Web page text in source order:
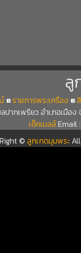
ลู
รายการพระเครื่อง
ปากเพรียว อำเภอเมือ
เช็คเมลล์Email
©ลูกเกดมุมพระ